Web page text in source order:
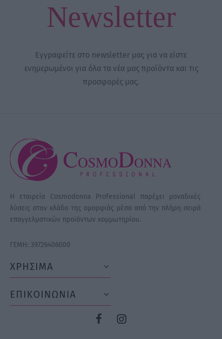
Newsletter
Εγγραφείτε στο newsletter μας για να είστε
ενημερωμένοι για όλα τα νέα μας προϊόντα και τις
προσφορές μας.
Η εταιρεία Cosmodonna Professional παρέχει μοναδικές
λύσεις στον κλάδο της ομορφιάς μέσα από την πλήρη σειρά
επαγγελματικών προϊόντων κομμωτηρίου.
ΓΕΜΗ: 39726406000
ΧΡΗΣΙΜΑ
ΕΠΙΚΟΙΝΩΝΙΑ